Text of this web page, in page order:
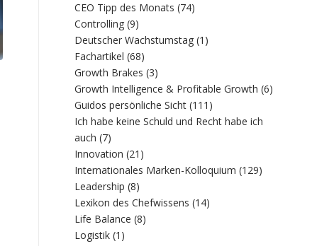
CEO Tipp des Monats (74)
Controlling (9)
Deutscher Wachstumstag (1)
Fachartikel (68)
Growth Brakes (3)
Growth Intelligence & Profitable Growth (6)
Guidos persönliche Sicht (111)
Ich habe keine Schuld und Recht habe ich
auch (7)
Innovation (21)
Internationales Marken-Kolloquium (129)
Leadership (8)
Lexikon des Chefwissens (14)
Life Balance (8)
Logistik (1)